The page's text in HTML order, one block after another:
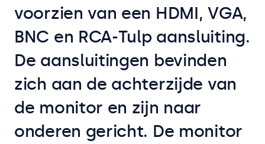
voorzien van een HDMI, VGA,
BNC en RCA-Tulp aansluiting.
De aansluitingen bevinden
zich aan de achterzijde van
de monitor en zijn naar
onderen gericht. De monitor